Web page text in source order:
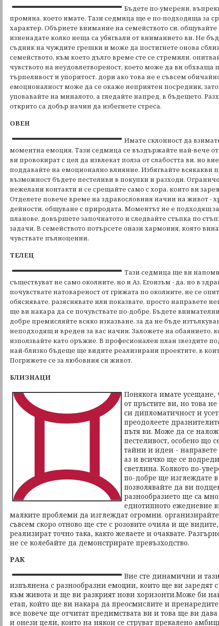
Бъдете по-умерени,
промяна, което имате. Тази седмица ще е по-подходяща за
характер. Обърнете внимание на семейството си, общувайте
изненадате колко неща са убягвали от вниманието ви. Не
съдник на чуждите грешки и може да постигнете онова
семейството, към което дълго време сте се стремили.
чувството на неудовлетвореност, което може да ви обхваща
търпеливост и упоритост, дори ако това не е съвсем
емоционалност може да се окаже неприятен посредник,
уповавайте на миналото, а гледайте напред, в бъдещето.
открито са добър начин да избегнете стреса.
ОВЕН
Имате склонност да
моментна емоция. Тази седмица се въздържайте най-вече
ви провокират с цел да извлекат полза от слабостта ви, но
поддавайте на емоционално влияние. Избягвайте всякакви
възможност бъдете пестеливи в покупки и разходи.
нежелани контакти и се срещайте само с хора, които ви
Отделете повече време на здравословния начин на живот -
дейности, общуване с природата. Моментът не е подходящ
планове, довършете започнатото и следвайте стъпка по
задачи. В семейството потърсете онази хармония, която
чувствате пълноценни.
ТЕЛЕЦ
Тази седмица ще ви
съществуват не само околните, но и Аз. Егоизъм - да, но в
почувствате натовареност от грижата по околните, не се
обяснявате, разяснявате или показвате, просто направете
ще ви накара да се почувствате по-добре. Бъдете
добре премисляйте всяко изказване, за да не бъде
неподходящ и вреден за вас начин. Заложете на обаянието,
използвайте като оръжие. В професионален план звездите
най-близко бъдеще ще видите реализирани проектите, в
Погрижете се за любовния си живот.
БЛИЗНАЦИ
Понякога имате усещане,
от пръстите ви, но това
си дипломатичност и
преодолеете
пътя ви. Може да се
пестеливост, особено що
тайни и идеи - направете
аз и всичко ще се
светлина. Колкото по-
по-добре ще изглеждате
позволявайте да ви
разнообразието ще са
еднотипното ежедневие
малките проблеми да изглеждат огромни. организирайте
съвсем скоро отново ще сте с розовите очила и ще
реализират точно така, както желаете и очаквате.
не се колебайте да демонстрирате превъзходство.
РАК
Вие сте динамични и
изпълнена с разнообразни емоции, които ще ви заредят
към живота и ще ви разкрият нови хоризонти.Може би
етап, който ще ви накара да преосмислите и
все повече ще отчитат предимствата ви и това ще ви
и онези цели, които на някои се струват прекалено